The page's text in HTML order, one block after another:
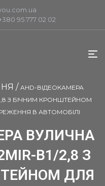
95 777 02 02
/ AHD-ВІДЕОКАМЕРА
2,8 З БІЧНИМ КРОНШТЕЙНОМ
В АВТОМОБІЛІ
ВУЛИЧНА
B1/2,8 З
ДЛЯ